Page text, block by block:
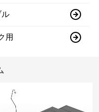
ル
用